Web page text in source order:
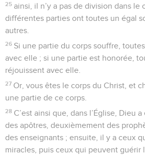
25 ainsi, il n’y a pas de division dans le
différentes parties ont toutes un égal
autres.
26 Si une partie du corps souffre,
avec elle ; si une partie est honorée,
réjouissent avec elle.
27 Or, vous êtes le corps du Christ, et
une partie de ce corps.
28 C’est ainsi que, dans l’Église, Dieu
des apôtres, deuxièmement des
des enseignants ; ensuite, il y a ceux
miracles, puis ceux qui peuvent guérir